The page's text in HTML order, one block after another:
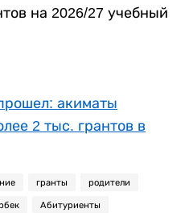
на 2026/27 учебный
акиматы
2 тыс. грантов в
гранты родители
Абитуриенты